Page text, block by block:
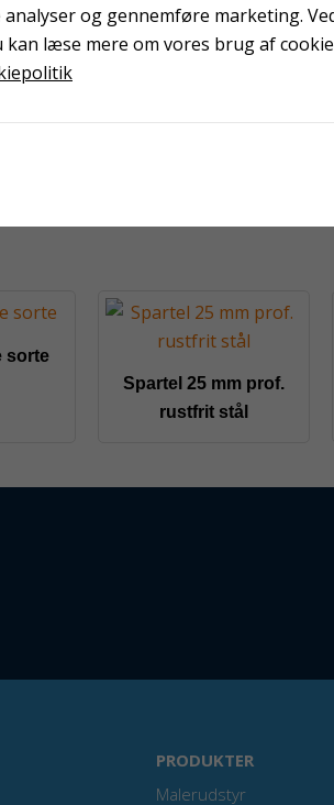
nr. 6
Affaldssække klare
sorte
Spartel 25 mm prof.
rustfrit stål
PRODUKTER
Malerudstyr
og gennemføre marketing.
kan læse mere om vores brug af